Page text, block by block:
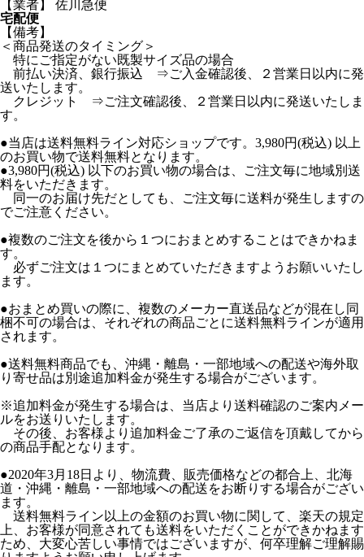
【業者】 佐川急便
宅配便
【備考】
＜商品発送のタイミング＞
特にご指定がない既製サイズ品の場合
前払い決済、銀行振込 ⇒ご入金確認後、２営業日以内に発
送いたします。
クレジット ⇒ご注文確認後、２営業日以内に発送いたしま
す。
●当店は送料無料ライン対応ショップです。3,980円(税込) 以上
のお買い物で送料無料となります。
●3,980円(税込) 以下のお買い物の場合は、ご注文毎に地域別送
料をいただきます。
同一のお届け先だとしても、ご注文毎に送料が発生しますの
でご注意ください。
●複数のご注文を後から１つにおまとめすることはできかねま
す。
必ずご注文は１つにまとめていただきますようお願いいたし
ます。
●おまとめ買いの際に、複数のメーカー直送品などが混在し同
梱不可の場合は、それぞれの商品ごとに送料無料ラインが適用
されます。
●送料無料商品でも、沖縄・離島・一部地域への配送や海外取
り寄せ品は別途追加料金が発生する場合がございます。
※追加料金が発生する場合は、当店より送料確認のご案内メー
ルをお送りいたします。
その後、お客様より追加料金ご了承のご返信を頂戴してから
の商品手配となります。
●2020年3月18日より、物流費、販売価格などの都合上、北海
道・沖縄・離島・一部地域への配送をお断りする場合がござい
ます。
送料無料ライン以上の金額のお買い物に関して、楽天の規定
上、お客様が同意されても送料をいただくことができかねます
ため、大変心苦しい事情ではございますが、何卒理解ご理解賜